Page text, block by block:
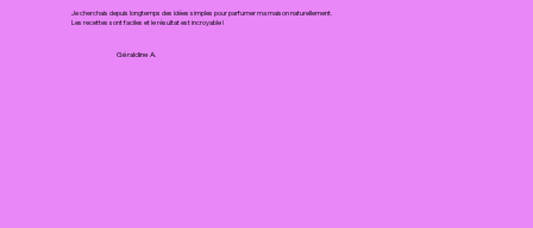
Je cherchais depuis longtemps des idées simples pour parfumer ma maison naturellement.
Les recettes sont faciles et le résultat est incroyable !
Géraldine A.